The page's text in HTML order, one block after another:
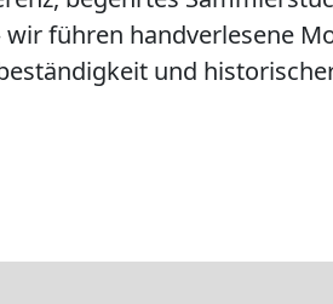
führen handverlesene
und